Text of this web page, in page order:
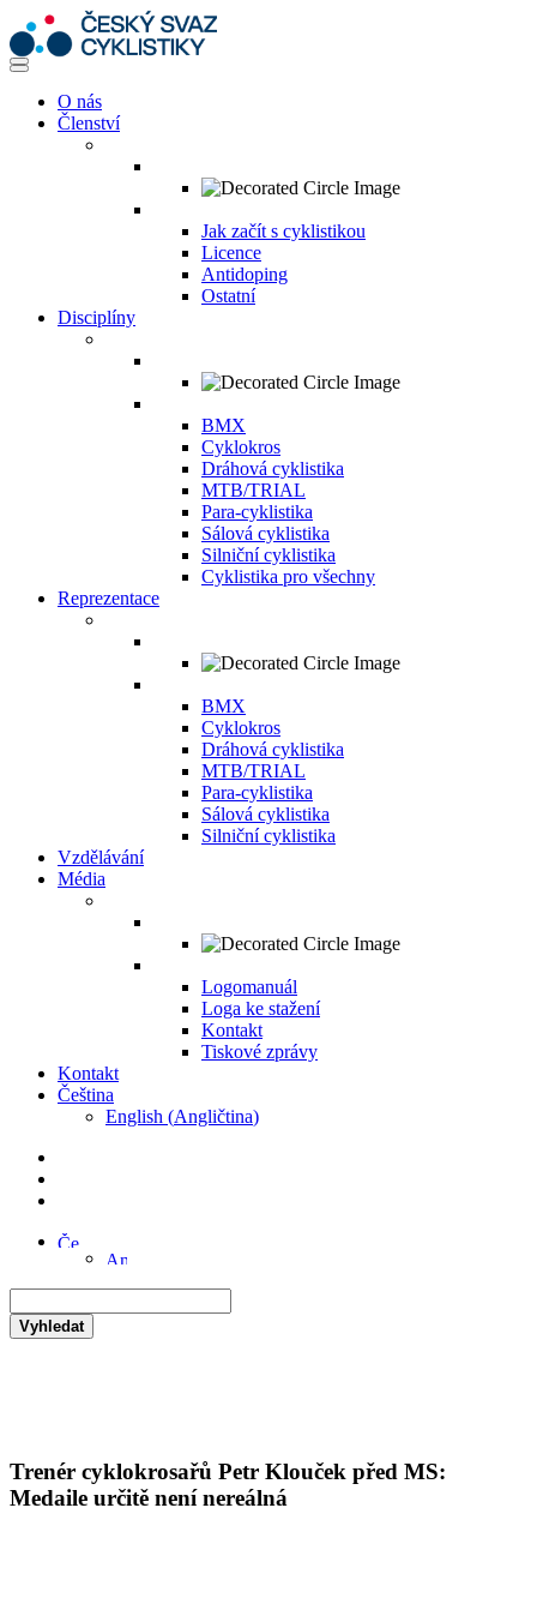
O nás
Členství
Jak začít s cyklistikou
Licence
Antidoping
Ostatní
Disciplíny
BMX
Cyklokros
Dráhová cyklistika
MTB/TRIAL
Para-cyklistika
Sálová cyklistika
Silniční cyklistika
Cyklistika pro všechny
Reprezentace
BMX
Cyklokros
Dráhová cyklistika
MTB/TRIAL
Para-cyklistika
Sálová cyklistika
Silniční cyklistika
Vzdělávání
Média
Logomanuál
Loga ke stažení
Kontakt
Tiskové zprávy
Kontakt
Čeština
English (Angličtina)
Vyhledat
Trenér cyklokrosařů Petr Klouček před MS:
Medaile určitě není nereálná